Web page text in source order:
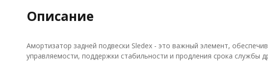
Описание
Амортизатор задней подвески Sledex - это важный элемент,
управляемости, поддержки стабильности и продления срока службы